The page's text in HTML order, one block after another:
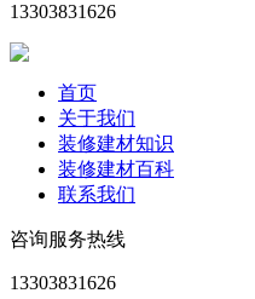
13303831626
首页
关于我们
装修建材知识
装修建材百科
联系我们
咨询服务热线
13303831626